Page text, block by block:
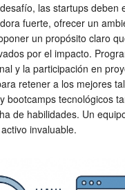
las startups deben
fuerte, ofrecer un
un propósito claro
por el impacto.
y la participación en
retener a los mejores
bootcamps tecnológicos
de habilidades. Un
invaluable.